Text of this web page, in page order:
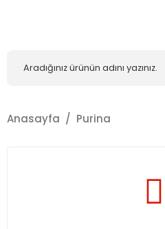
Anasayfa Purina